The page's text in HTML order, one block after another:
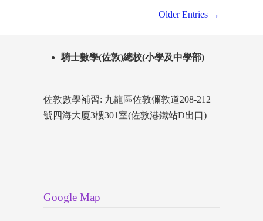
Older Entries →
騎士數學(佐敦)總校(小學及中學部)
佐敦數學補習: 九龍區佐敦彌敦道208-212
號四海大廈3樓301室(佐敦港鐵站D出口)
Google Map